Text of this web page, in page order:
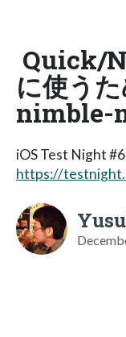
Quick/
に使う
nimble-
iOS Test Night #6
https://